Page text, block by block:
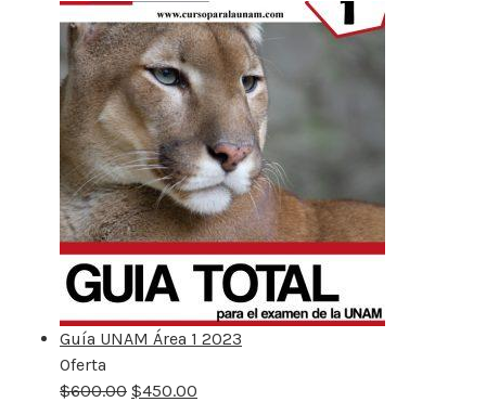
Guía UNAM Área 1 2023
Oferta
rebajado
$600.00 $450.00